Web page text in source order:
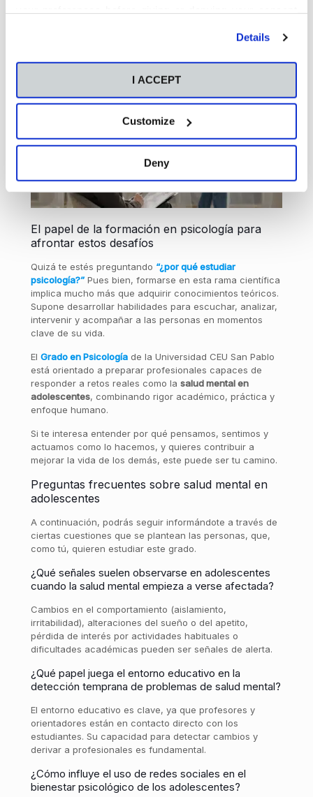
Details
I ACCEPT
Customize
Deny
todos los jóvenes tengan acceso a atención psicológica
El papel de la formación en psicología para
afrontar estos desafíos
Quizá te estés preguntando “¿por qué estudiar
psicología?”Pues bien, formarse en esta rama científica
implica mucho más que adquirir conocimientos teóricos.
Supone desarrollar habilidades para escuchar, analizar,
intervenir y acompañar a las personas en momentos
clave de su vida.
El Grado en Psicologíade la Universidad CEU San Pablo
está orientado a preparar profesionales capaces de
responder a retos reales como la salud mental en
adolescentes, combinando rigor académico, práctica y
enfoque humano.
Si te interesa entender por qué pensamos, sentimos y
actuamos como lo hacemos, y quieres contribuir a
mejorar la vida de los demás, este puede ser tu camino.
Preguntas frecuentes sobre salud mental en
adolescentes
A continuación, podrás seguir informándote a través de
ciertas cuestiones que se plantean las personas, que,
como tú, quieren estudiar este grado.
¿Qué señales suelen observarse en adolescentes
cuando la salud mental empieza a verse afectada?
Cambios en el comportamiento (aislamiento,
irritabilidad), alteraciones del sueño o del apetito,
pérdida de interés por actividades habituales o
dificultades académicas pueden ser señales de alerta.
¿Qué papel juega el entorno educativo en la
detección temprana de problemas de salud mental?
El entorno educativo es clave, ya que profesores y
orientadores están en contacto directo con los
estudiantes. Su capacidad para detectar cambios y
derivar a profesionales es fundamental.
¿Cómo influye el uso de redes sociales en el
bienestar psicológico de los adolescentes?